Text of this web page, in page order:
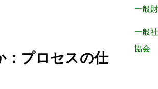
プロセスの仕
一般
一般
協会